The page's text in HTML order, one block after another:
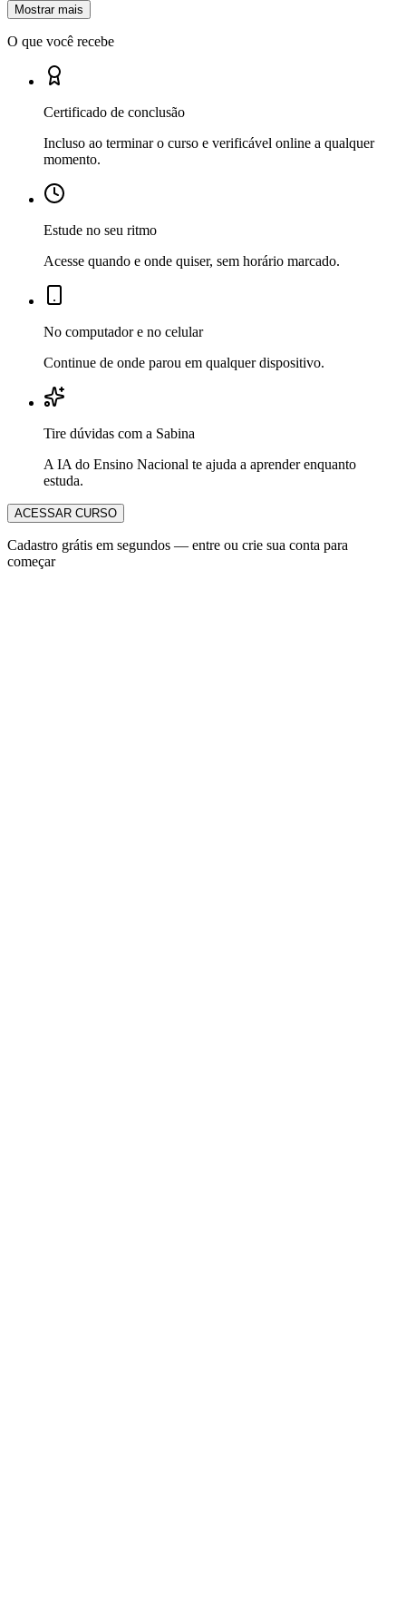
Mostrar mais
O que você recebe
Certificado de conclusão
Incluso ao terminar o curso e verificável online a qualquer
momento.
Estude no seu ritmo
Acesse quando e onde quiser, sem horário marcado.
No computador e no celular
Continue de onde parou em qualquer dispositivo.
Tire dúvidas com a Sabina
A IA do Ensino Nacional te ajuda a aprender enquanto
estuda.
ACESSAR CURSO
Cadastro grátis em segundos — entre ou crie sua conta para
começar